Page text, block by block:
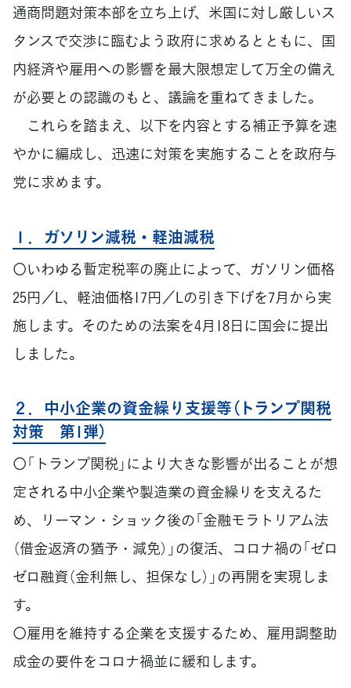
通商問題対策本部を立ち上げ、米国に対し厳しいス
タンスで交渉に臨むよう政府に求めるとともに、国
内経済や雇用への影響を最大限想定して万全の備え
が必要との認識のもと、議論を重ねてきました。
これらを踏まえ、以下を内容とする補正予算を速
やかに編成し、迅速に対策を実施することを政府与
党に求めます。
１．ガソリン減税・軽油減税
〇いわゆる暫定税率の廃止によって、ガソリン価格
25円／L、軽油価格17円／Lの引き下げを7月から実
施します。そのための法案を4月18日に国会に提出
しました。
２．中小企業の資金繰り支援等（トランプ関税
対策 第1弾）
〇「トランプ関税」により大きな影響が出ることが想
定される中小企業や製造業の資金繰りを支えるた
め、リーマン・ショック後の「金融モラトリアム法
（借金返済の猶予・減免）」の復活、コロナ禍の「ゼロ
ゼロ融資（金利無し、担保なし）」の再開を実現しま
す。
〇雇用を維持する企業を支援するため、雇用調整助
成金の要件をコロナ禍並に緩和します。